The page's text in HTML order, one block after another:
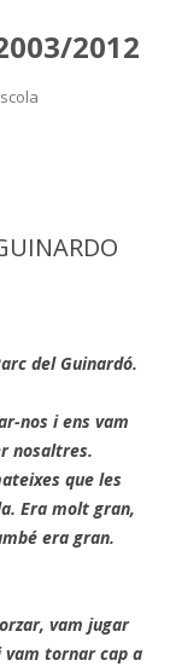
2012
del Guinardó.
nos i ens vam
nosaltres.
que les
Era molt gran,
era gran.
vam jugar
vam tornar cap a